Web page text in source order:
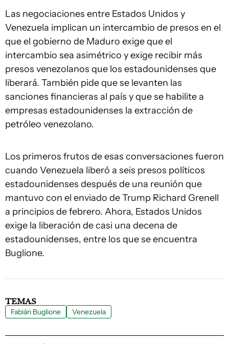
Las negociaciones entre Estados Unidos y
Venezuela implican un intercambio de presos en el
que el gobierno de Maduro exige que el
intercambio sea asimétrico y exige recibir más
presos venezolanos que los estadounidenses que
liberará. También pide que se levanten las
sanciones financieras al país y que se habilite a
empresas estadounidenses la extracción de
petróleo venezolano.
Los primeros frutos de esas conversaciones fueron
cuando Venezuela liberó a seis presos políticos
estadounidenses después de una reunión que
mantuvo con el enviado de Trump Richard Grenell
a principios de febrero. Ahora, Estados Unidos
exige la liberación de casi una decena de
estadounidenses, entre los que se encuentra
Buglione.
TEMAS
Fabián Buglione Venezuela